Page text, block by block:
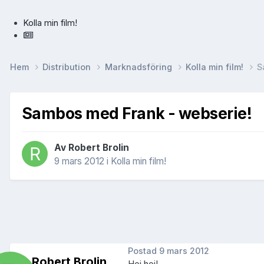
Kolla min film!
Hem Distribution Marknadsföring Kolla min film!
Sambos med Frank - webserie!
Av Robert Brolin
9 mars 2012 i Kolla min film!
Postad 9 mars 2012